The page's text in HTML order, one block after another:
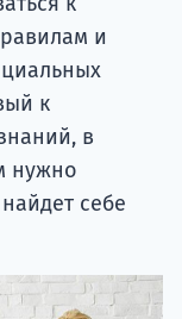
и
к
в
нужно
себе